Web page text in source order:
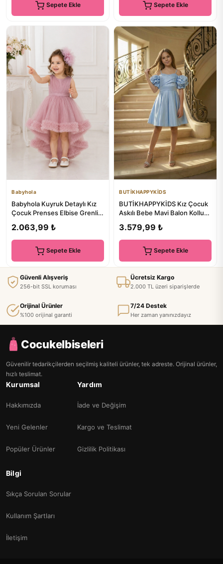
Sepete Ekle Sepete Ekle
Babyhola
Babyhola Kuyruk Detaylı Kız
Çocuk Prenses Elbise Grenli
2.063,99 ₺
Sepete Ekle
BUTİKHAPPYKİDS
BUTİKHAPPYKİDS Kız Çocuk
Askılı Bebe Mavi Balon Kollu
3.579,99 ₺
Sepete Ekle
Güvenli Alışveriş
256-bit SSL koruması
Ücretsiz Kargo
2.000 TL üzeri siparişlerde
Orijinal Ürünler
%100 orijinal garanti
7/24 Destek
Her zaman yanınızdayız
Cocukelbiseleri
Güvenilir tedarikçilerden seçilmiş kaliteli ürünler, tek adreste. Orijinal ürünler,
hızlı teslimat.
Kurumsal
Hakkımızda
Yeni Gelenler
Popüler Ürünler
Yardım
İade ve Değişim
Kargo ve Teslimat
Gizlilik Politikası
Bilgi
Sıkça Sorulan Sorular
Kullanım Şartları
İletişim